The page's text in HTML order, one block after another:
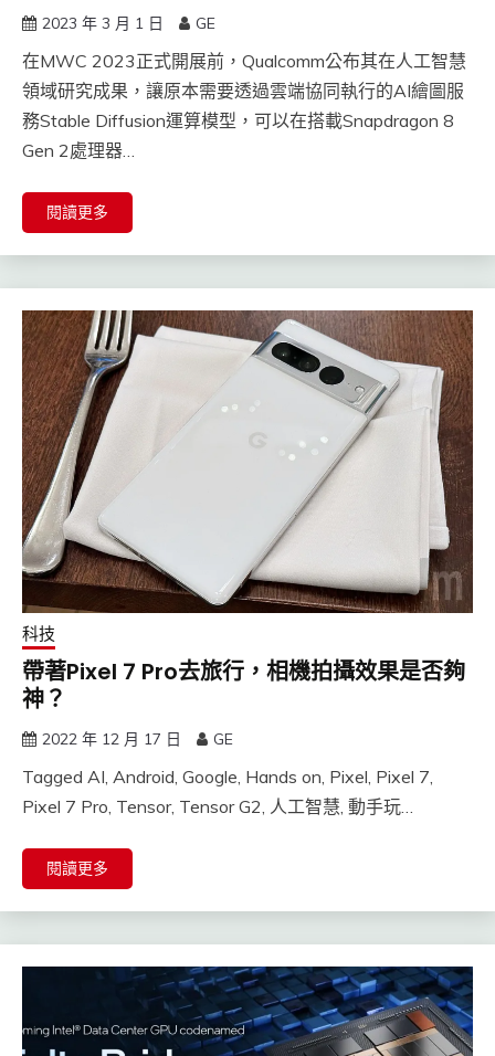
2023 年 3 月 1 日 GE
在MWC 2023正式開展前，Qualcomm公布其在人工智慧
領域研究成果，讓原本需要透過雲端協同執行的AI繪圖服
務Stable Diffusion運算模型，可以在搭載Snapdragon 8
Gen 2處理器…
閱讀更多
科技
帶著Pixel 7 Pro去旅行，相機拍攝效果是否夠
神？
2022 年 12 月 17 日 GE
Tagged AI, Android, Google, Hands on, Pixel, Pixel 7,
Pixel 7 Pro, Tensor, Tensor G2, 人工智慧, 動手玩…
閱讀更多